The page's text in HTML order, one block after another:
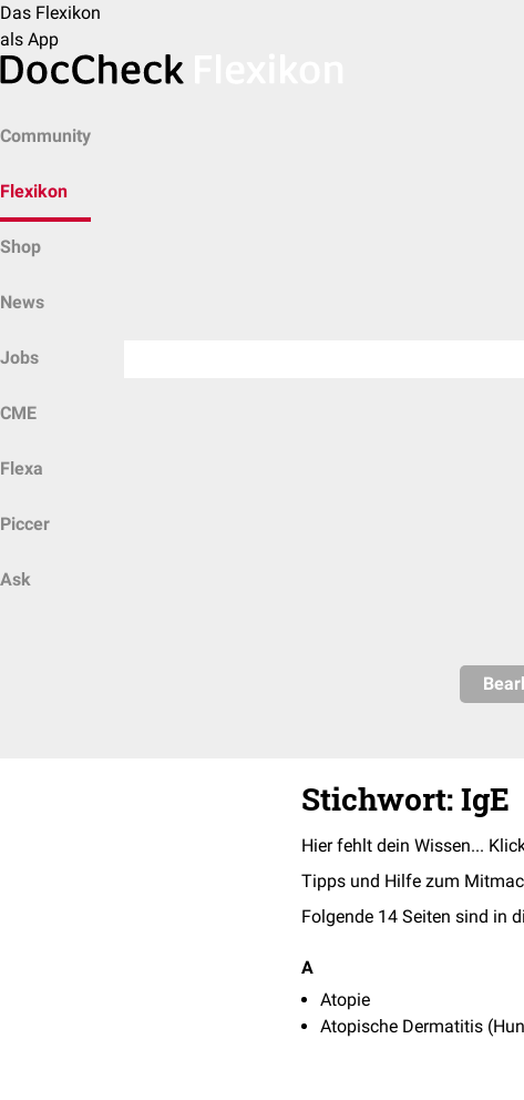
Das Flexikon
als App
Community
Flexikon
Shop
News
Jobs
CME
Flexa
Piccer
Ask
Stichwort: IgE
Hier fehlt dein Wissen...
Tipps und Hilfe zum
Folgende 14 Seiten sind in
A
Atopie
Atopische Dermatitis